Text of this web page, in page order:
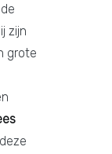
zijn
grote